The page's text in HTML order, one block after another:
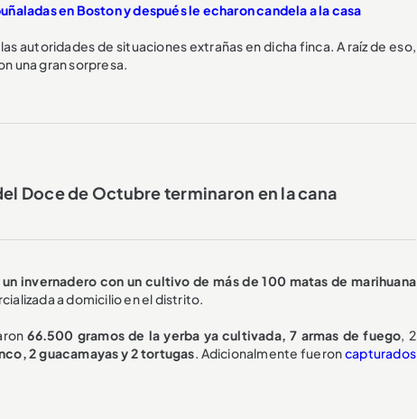
en Boston y después le echaron candela a la casa
autoridades de situaciones extrañas en dicha finca. A raíz de eso,
una gran sorpresa.
Doce de Octubre terminaron en la cana
invernadero con un cultivo de más de 100 matas de marihuana
a domicilio en el distrito.
66.500 gramos de la yerba ya cultivada, 7 armas de fuego, 2
2 guacamayas y 2 tortugas. Adicionalmente fueroncapturados